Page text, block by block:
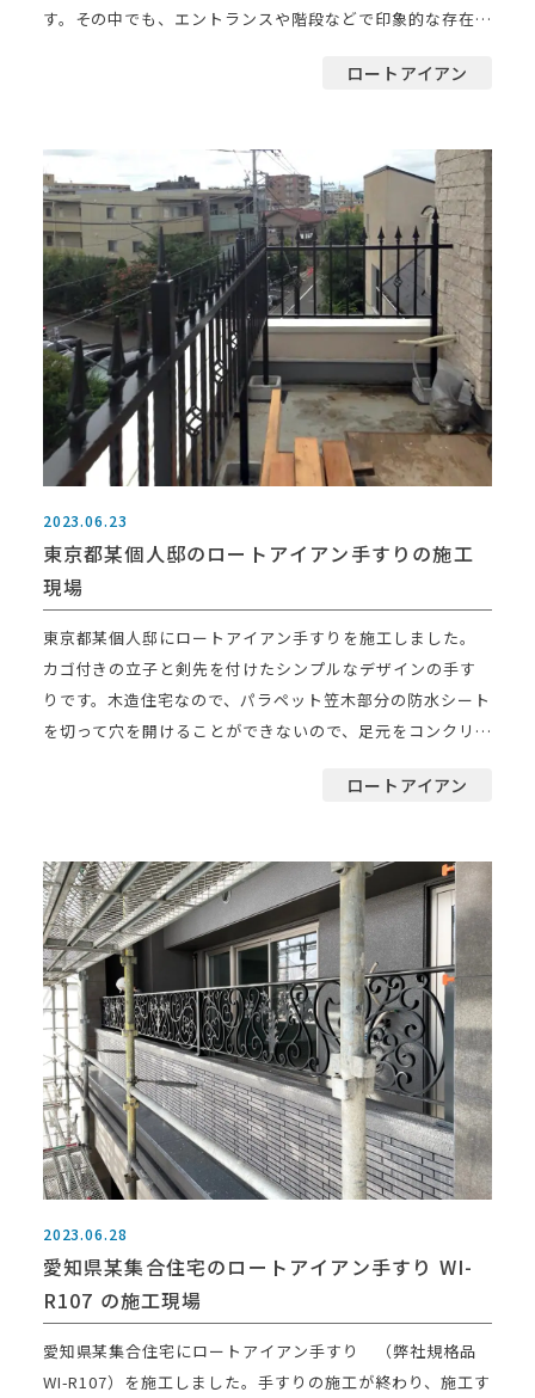
す。その中でも、エントランスや階段などで印象的な存在感
ロートアイアン
2023.06.23
東京都某個人邸のロートアイアン手すりの施工
現場
東京都某個人邸にロートアイアン手すりを施工しました。
カゴ付きの立子と剣先を付けたシンプルなデザインの手す
りです。木造住宅なので、パラペット笠木部分の防水シート
を切って穴を開けることができないので、足元をコンクリー
ロートアイアン
2023.06.28
愛知県某集合住宅のロートアイアン手すり WI-
R107 の施工現場
愛知県某集合住宅にロートアイアン手すり （弊社規格品
WI-R107）を施工しました。手すりの施工が終わり、施工す